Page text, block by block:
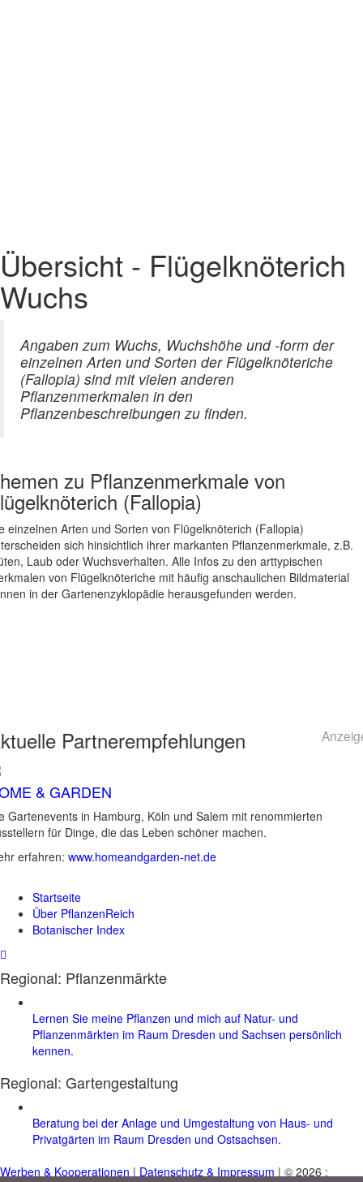
Übersicht - Flügelknöterich
Wuchs
Angaben zum Wuchs, Wuchshöhe und -form der
einzelnen Arten und Sorten der Flügelknöteriche
(Fallopia) sind mit vielen anderen
Pflanzenmerkmalen in den
Pflanzenbeschreibungen zu finden.
zu Pflanzenmerkmale von
(Fallopia)
einzelnen Arten und Sorten von Flügelknöterich (Fallopia)
sich hinsichtlich ihrer markanten Pflanzenmerkmale, z.B.
Laub oder Wuchsverhalten. Alle Infos zu den arttypischen
von Flügelknöteriche mit häufig anschaulichen Bildmaterial
in der Gartenenzyklopädie herausgefunden werden.
Partnerempfehlungen
& GARDEN
Gartenevents in Hamburg, Köln und Salem mit renommierten
für Dinge, die das Leben schöner machen.
erfahren: www.homeandgarden-net.de
Startseite
Über PflanzenReich
Botanischer Index
Regional: Pflanzenmärkte
Lernen Sie meine Pflanzen und mich auf Natur- und
Pflanzenmärkten im Raum Dresden und Sachsen persönlich
kennen.
Regional: Gartengestaltung
Beratung bei der Anlage und Umgestaltung von Haus- und
Privatgärten im Raum Dresden und Ostsachsen.
Werben & Kooperationen | Datenschutz & Impressum | © 2026 :